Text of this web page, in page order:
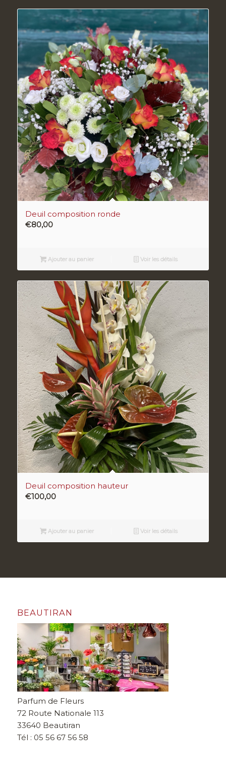
Deuil composition ronde
€80,00
Ajouter au panier Voir les détails
Deuil composition hauteur
€100,00
Ajouter au panier Voir les détails
BEAUTIRAN
Parfum de Fleurs
72 Route Nationale 113
33640 Beautiran
Tél : 05 56 67 56 58